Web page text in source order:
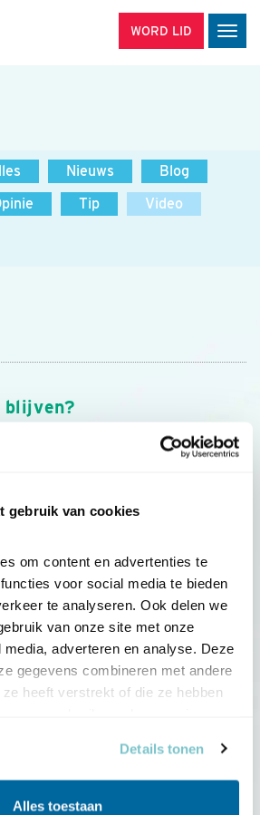
gebruik van cookies
om content en advertenties te
voor social media te bieden
te analyseren. Ook delen we
van onze site met onze
adverteren en analyse. Deze
gegevens combineren met andere
heeft verstrekt of die ze hebben
Details tonen
Alles toestaan
WORD LID
Nieuws
Blog
Tip
Video
blijven?
nieuws, inspiratie, acties en tips
van Vogelbescherming.